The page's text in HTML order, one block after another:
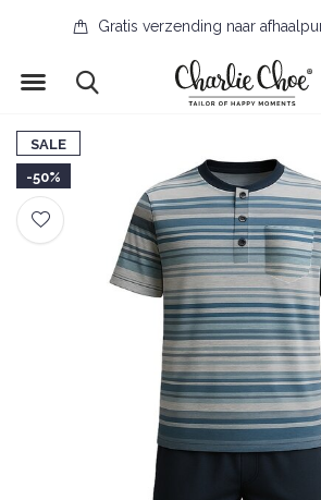
Gratis verzending naar
SALE
-50%